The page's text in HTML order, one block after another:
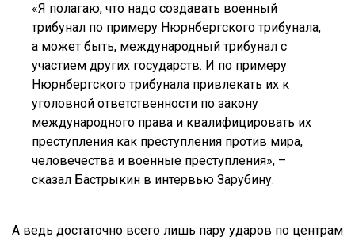
«Я полагаю, что надо создавать военный
трибунал по примеру Нюрнбергского трибунала,
а может быть, международный трибунал с
участием других государств. И по примеру
Нюрнбергского трибунала привлекать их к
уголовной ответственности по закону
международного права и квалифицировать их
преступления как преступления против мира,
человечества и военные преступления», –
сказал Бастрыкин в интервью Зарубину.
А ведь достаточно всего лишь пару ударов по центрам